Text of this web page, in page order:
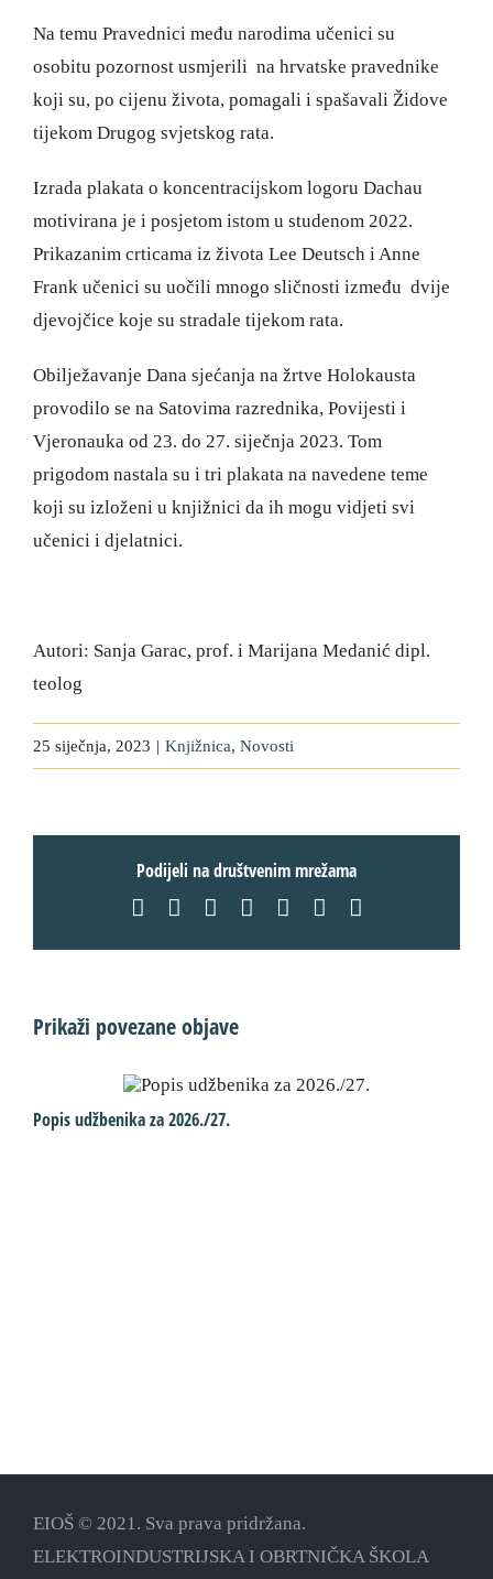
Na temu Pravednici među narodima učenici su
osobitu pozornost usmjerili na hrvatske pravednike
koji su, po cijenu života, pomagali i spašavali Židove
tijekom Drugog svjetskog rata.
Izrada plakata o koncentracijskom logoru Dachau
motivirana je i posjetom istom u studenom 2022.
Prikazanim crticama iz života Lee Deutsch i Anne
Frank učenici su uočili mnogo sličnosti između dvije
djevojčice koje su stradale tijekom rata.
Obilježavanje Dana sjećanja na žrtve Holokausta
provodilo se na Satovima razrednika, Povijesti i
Vjeronauka od 23. do 27. siječnja 2023. Tom
prigodom nastala su i tri plakata na navedene teme
koji su izloženi u knjižnici da ih mogu vidjeti svi
učenici i djelatnici.
Autori: Sanja Garac, prof. i Marijana Medanić dipl.
teolog
25 siječnja, 2023 | Knjižnica, Novosti
Podijeli na društvenim mrežama
Facebook LinkedInWhatsApp
TumblrPinterest
Prikaži povezane objave
Popis udžbenika za 2026./27.
EIOŠ © 2021. Sva prava pridržana.
ELEKTROINDUSTRIJSKA I OBRTNIČKA ŠKOLA